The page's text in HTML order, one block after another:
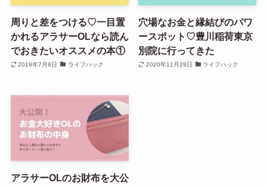
周りと差をつける♡一目置
かれるアラサーOLなら読ん
でおきたいオススメの本①
2019年7月9日 ライフハック
穴場なお金と縁結びのパワ
ースポット♡豊川稲荷東京
別院に行ってきた
2020年11月29日 ライフハック
アラサーOLのお財布を大公